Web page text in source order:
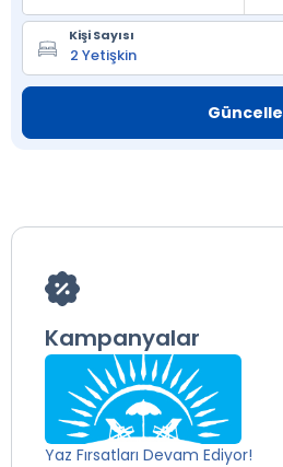
Kişi Sayısı
Güncelle
Kampanyalar
Yaz Fırsatları Devam Ediyor!